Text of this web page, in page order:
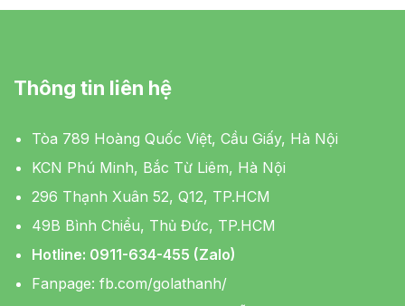
Thông tin liên hệ
Tòa 789 Hoàng Quốc Việt, Cầu Giấy, Hà Nội
KCN Phú Minh, Bắc Từ Liêm, Hà Nội
296 Thạnh Xuân 52, Q12, TP.HCM
49B Bình Chiểu, Thủ Đức, TP.HCM
Hotline: 0911-634-455 (Zalo)
Fanpage: fb.com/golathanh/